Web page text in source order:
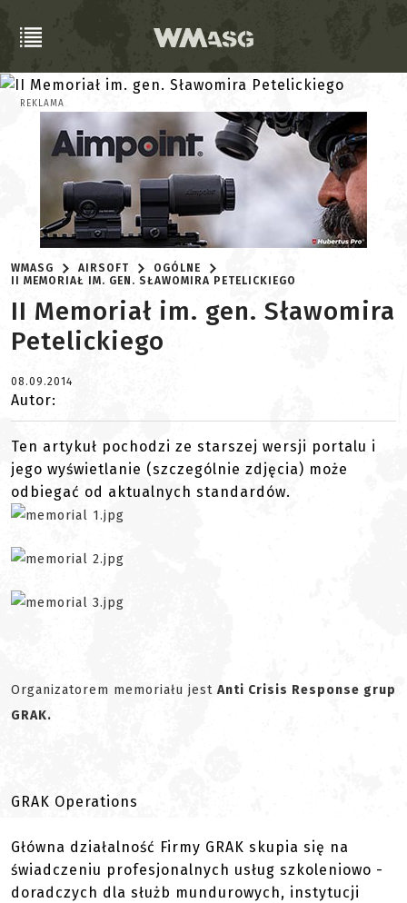
REKLAMA
WMASG AIRSOFT
OGÓLNE
II MEMORIAŁ IM. GEN. SŁAWOMIRA PETELICKIEGO
II Memoriał im. gen. Sławomira
Petelickiego
08.09.2014
Autor:
Ten artykuł pochodzi ze starszej wersji portalu i
jego wyświetlanie (szczególnie zdjęcia) może
odbiegać od aktualnych standardów.
Organizatorem memoriału jest Anti Crisis Response grup
GRAK.
GRAK Operations
Główna działalność Firmy GRAK skupia się na
świadczeniu profesjonalnych usług szkoleniowo -
doradczych dla służb mundurowych, instytucji